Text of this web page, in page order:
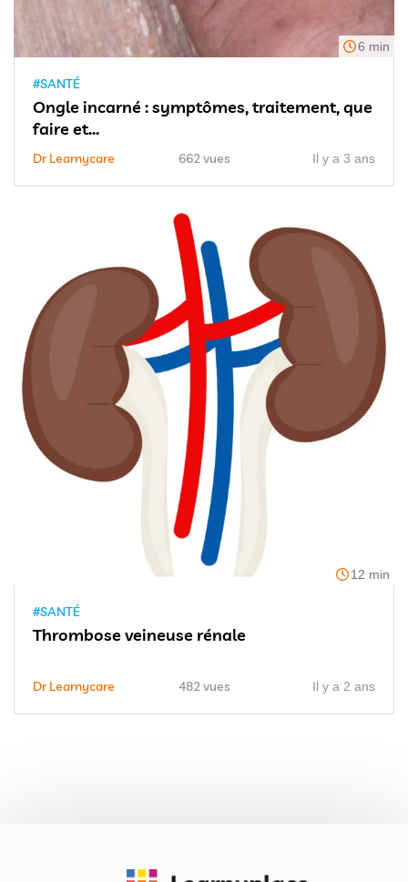
6 min
#SANTÉ
Ongle incarné : symptômes, traitement, que
faire et...
Dr Learnycare 662 vues Il y a 3 ans
12 min
#SANTÉ
Thrombose veineuse rénale
Dr Learnycare 482 vues Il y a 2 ans